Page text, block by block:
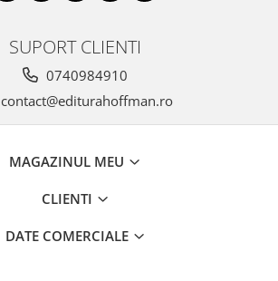
SUPORT CLIENTI
0740984910
contact@editurahoffman.ro
MAGAZINUL MEU
CLIENTI
DATE COMERCIALE